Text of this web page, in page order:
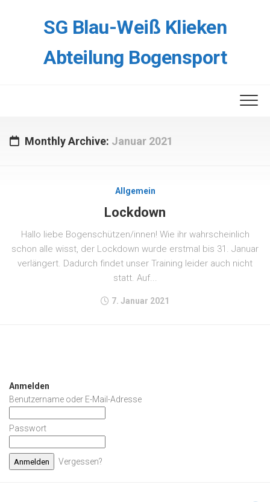
SG Blau-Weiß Klieken
Abteilung Bogensport
Monthly Archive: Januar 2021
Allgemein
Lockdown
Hallo liebe Bogenschützen/innen! Wie ihr wahrscheinlich
schon alle wisst, der Lockdown wurde erstmal bis 31. Januar
verlängert. Dadurch findet unser Training leider auch nicht
statt. Auf...
7. Januar 2021
Anmelden
Benutzername oder E-Mail-Adresse
Passwort
Vergessen?